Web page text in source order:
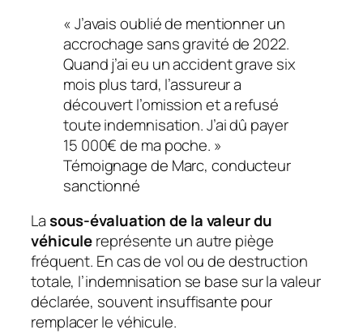
« J’avais oublié de mentionner un
accrochage sans gravité de 2022.
Quand j’ai eu un accident grave six
mois plus tard, l’assureur a
découvert l’omission et a refusé
toute indemnisation. J’ai dû payer
15 000€ de ma poche. »
Témoignage de Marc, conducteur
sanctionné
Lasous-évaluation de la valeur du
véhiculereprésente un autre piège
fréquent. En cas de vol ou de destruction
totale, l’indemnisation se base sur la valeur
déclarée, souvent insuffisante pour
remplacer le véhicule.